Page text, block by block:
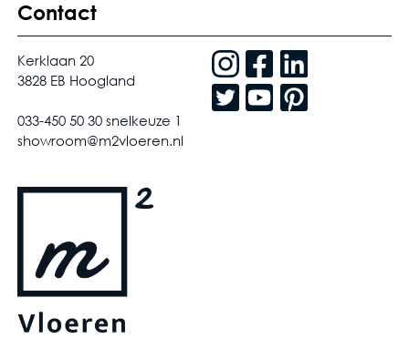
Contact
Kerklaan 20
3828 EB Hoogland
033-450 50 30 snelkeuze 1
showroom@m2vloeren.nl